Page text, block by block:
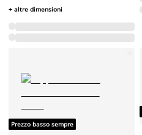
+ altre dimensioni
Prezzo basso sempre